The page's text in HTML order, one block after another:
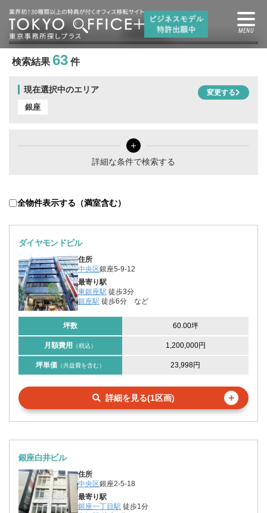
銀座の賃貸オフィス・賃貸事務所
検索結果 63 件
現在選択中のエリア
銀座
変更する
＋
詳細な条件で検索する
全物件表示する（満室含む）
ダイヤモンドビル
住所
中央区銀座5-9-12
最寄り駅
東銀座駅 徒歩3分
銀座駅 徒歩6分 など
坪数 60.00坪
月額費用 （税込） 1,200,000円
坪単価 （共益費を含む） 23,998円
詳細を見る(1区画) ＋
銀座白井ビル
住所
中央区銀座2-5-18
最寄り駅
銀座一丁目駅 徒歩1分